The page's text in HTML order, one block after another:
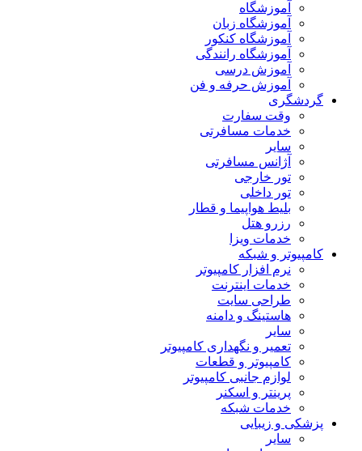
آموزشگاه
آموزشگاه زبان
آموزشگاه کنکور
آموزشگاه رانندگی
آموزش درسی
آموزش حرفه و فن
گردشگری
وقت سفارت
خدمات مسافرتی
سایر
آژانس مسافرتی
تور خارجی
تور داخلی
بلیط هواپیما و قطار
رزرو هتل
خدمات ویزا
کامپیوتر و شبکه
نرم افزار کامپیوتر
خدمات اینترنت
طراحی سایت
هاستینگ و دامنه
سایر
تعمیر و نگهداری کامپیوتر
کامپیوتر و قطعات
لوازم جانبی کامپیوتر
پرینتر و اسکنر
خدمات شبکه
پزشکی و زیبایی
سایر